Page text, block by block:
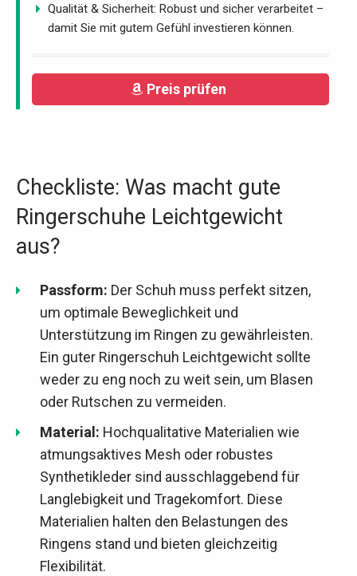
Qualität & Sicherheit: Robust und sicher verarbeitet –
damit Sie mit gutem Gefühl investieren können.
Preis prüfen
Checkliste: Was macht gute
Ringerschuhe Leichtgewicht
aus?
Passform: Der Schuh muss perfekt sitzen,
um optimale Beweglichkeit und
Unterstützung im Ringen zu gewährleisten.
Ein guter Ringerschuh Leichtgewicht sollte
weder zu eng noch zu weit sein, um Blasen
oder Rutschen zu vermeiden.
Material: Hochqualitative Materialien wie
atmungsaktives Mesh oder robustes
Synthetikleder sind ausschlaggebend für
Langlebigkeit und Tragekomfort. Diese
Materialien halten den Belastungen des
Ringens stand und bieten gleichzeitig
Flexibilität.